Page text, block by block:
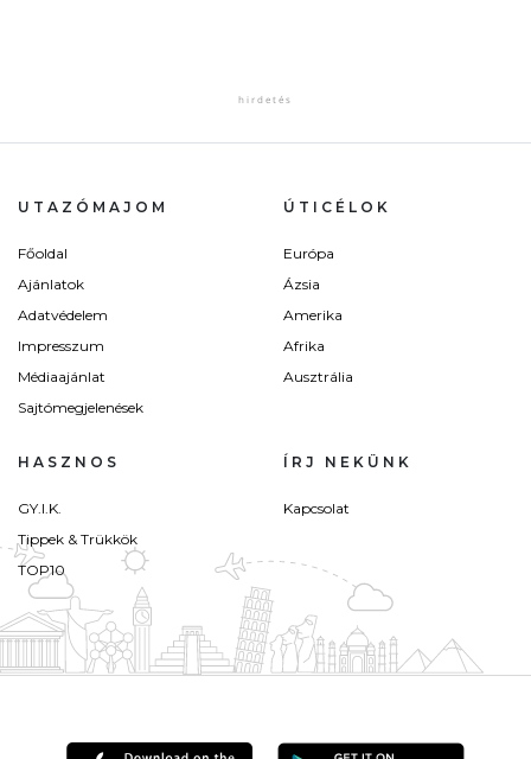
UTAZÓMAJOM
Főoldal
Ajánlatok
Adatvédelem
Impresszum
Médiaajánlat
Sajtómegjelenések
ÚTICÉLOK
Európa
Ázsia
Amerika
Afrika
Ausztrália
HASZNOS
GY.I.K.
Tippek & Trükkök
TOP10
ÍRJ NEKÜNK
Kapcsolat